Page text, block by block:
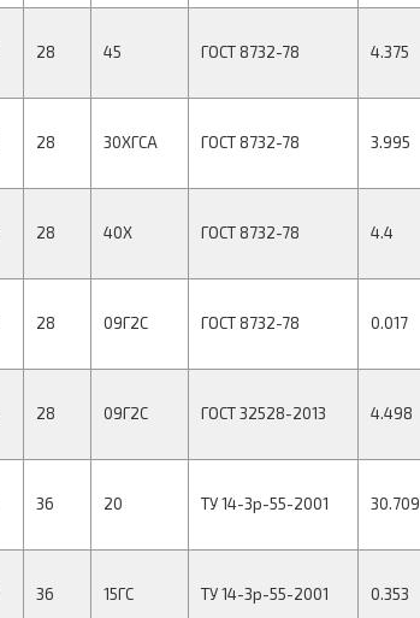
28 45 ГОСТ 8732-78 4.375
28 30ХГСА ГОСТ 8732-78 3.995
28 40Х ГОСТ 8732-78 4.4
28 09Г2С ГОСТ 8732-78 0.017
28 09Г2С ГОСТ 32528-2013 4.498
36 20 ТУ 14-3р-55-2001 30.709
36 15ГС ТУ 14-3р-55-2001 0.353